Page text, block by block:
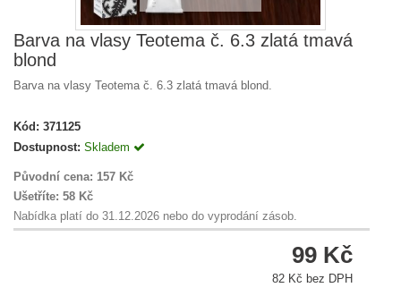
Barva na vlasy Teotema č. 6.3 zlatá tmavá
blond
Barva na vlasy Teotema č. 6.3 zlatá tmavá blond.
Kód: 371125
Dostupnost: Skladem
Původní cena: 157 Kč
Ušetříte: 58 Kč
Nabídka platí do 31.12.2026 nebo do vyprodání zásob.
99 Kč
82 Kč bez DPH